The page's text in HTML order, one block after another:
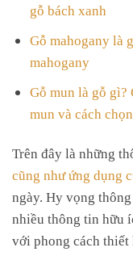
gỗ bách xanh
Gỗ mahogany là
mahogany
Gỗ mun là gỗ gì?
mun và cách
Trên đây là những
cũng như ứng dụng
ngày. Hy vọng
nhiều thông tin hữu
với phong cách thiết